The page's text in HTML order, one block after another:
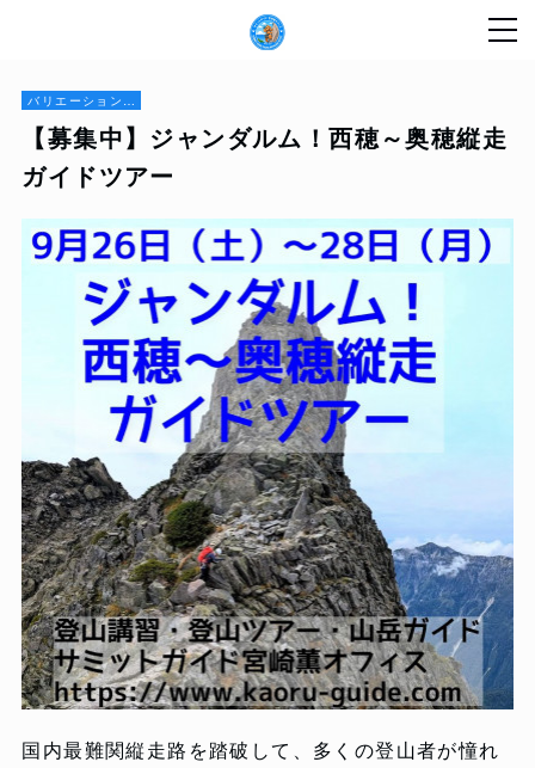
バリエーションルート
【募集中】ジャンダルム！西穂～奥穂縦走
ガイドツアー
国内最難関縦走路を踏破して、多くの登山者が憧れ